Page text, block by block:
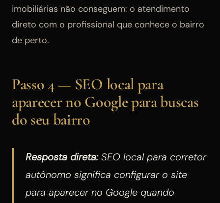
imobiliárias não conseguem: o atendimento
direto com o profissional que conhece o bairro
de perto.
Passo 4 — SEO local para
aparecer no Google para buscas
do seu bairro
Resposta direta:SEO local para corretor
autônomo significa configurar o site
para aparecer no Google quando